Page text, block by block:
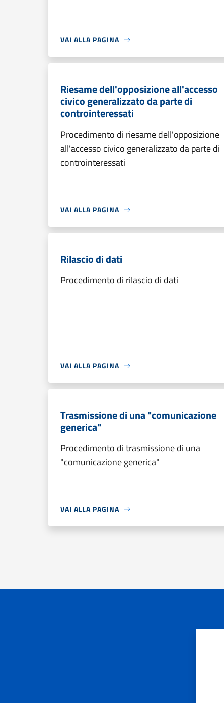
VAI ALLA PAGINA
Riesame dell'opposizione all'accesso
civico generalizzato da parte di
controinteressati
Procedimento di riesame dell'opposizione
all'accesso civico generalizzato da parte di
controinteressati
VAI ALLA PAGINA
Rilascio di dati
Procedimento di rilascio di dati
VAI ALLA PAGINA
Trasmissione di una "comunicazione
generica"
Procedimento di trasmissione di una
"comunicazione generica"
VAI ALLA PAGINA